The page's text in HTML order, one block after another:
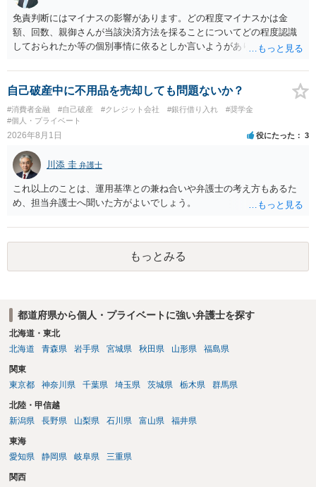
免責判断にはマイナスの影響があります。どの程度マイナスかは金
額、回数、親御さんが当該決済方法を採ることについてどの程度認識
しておられたか等の個別事情に依るとしか言いようがありません。 と
なって相談し、善後策を考えることをお勧めします。
自己破産中に不用品を売却しても問題ないか？
#消費者金融 #自己破産 #クレジット会社 #銀行借り入れ
#奨学金
#個人・プライベート
2026年8月1日 役にたった 3
川添 圭 弁護士
これ以上のことは、運用基準との兼ね合いや弁護士の考え方もあるた
め、担当弁護士へ聞いた方がよいでしょう。
もっとみる
都道府県から個人・プライベートに強い弁護士を探す
北海道・東北
北海道
青森県 岩手県 宮城県 秋田県 山形県 福島県
関東
東京都
神奈川県 千葉県 埼玉県 茨城県 栃木県 群馬県
北陸・甲信越
新潟県
長野県 山梨県 石川県 富山県 福井県
東海
愛知県
静岡県 岐阜県 三重県
関西